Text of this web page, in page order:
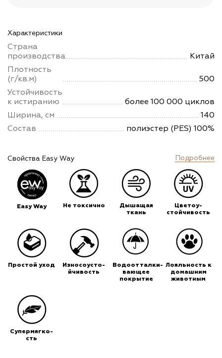
Характеристики
Страна
производства
Китай
Плотность
(г/кв.м)
500
Устойчивость
к истиранию
более 100 000 циклов
Ширина, см
140
Состав
полиэстер (PES) 100%
Свойства Easy Way Подробнее
Easy Way Не токсично
Дышащая
ткань
Цветоу-
стойчивость
Простой уход
Износоусто-
йчивость
Водоотталки-
вающее
покрытие
Лояльность к
домашним
животным
Супермягко-
сть